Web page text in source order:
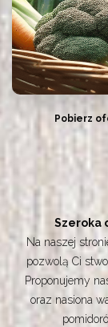
Pobierz
Szeroka
Na naszej
pozwolą Ci
Proponujemy
oraz nasiona